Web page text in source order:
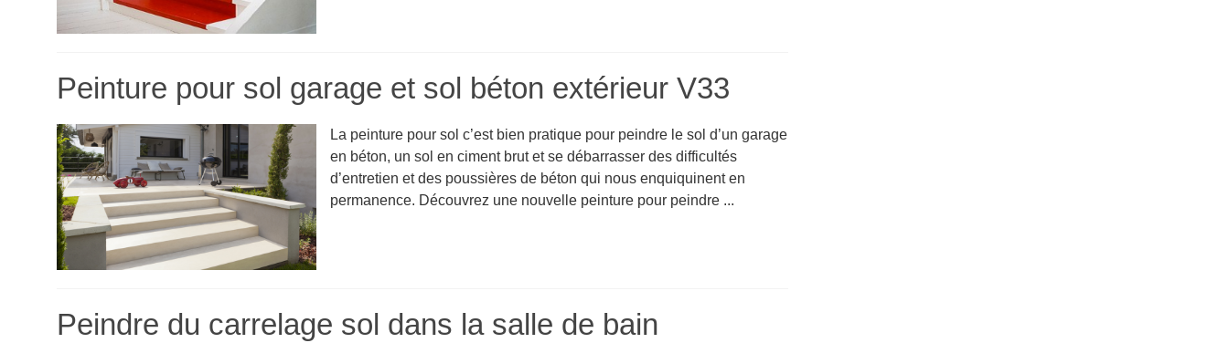
Peinture pour sol garage et sol béton extérieur V33
La peinture pour sol c’est bien pratique pour peindre le sol d’un garage
en béton, un sol en ciment brut et se débarrasser des difficultés
d’entretien et des poussières de béton qui nous enquiquinent en
permanence. Découvrez une nouvelle peinture pour peindre ...
Peindre du carrelage sol dans la salle de bain